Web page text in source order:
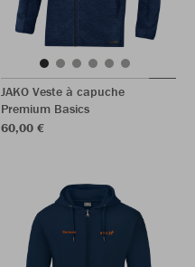
JAKO Veste à capuche
Premium Basics
60,00 €